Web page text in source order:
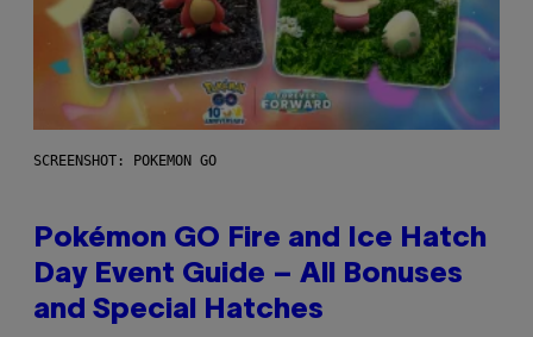
SCREENSHOT: POKEMON GO
Pokémon GO Fire and Ice Hatch
Day Event Guide – All Bonuses
and Special Hatches